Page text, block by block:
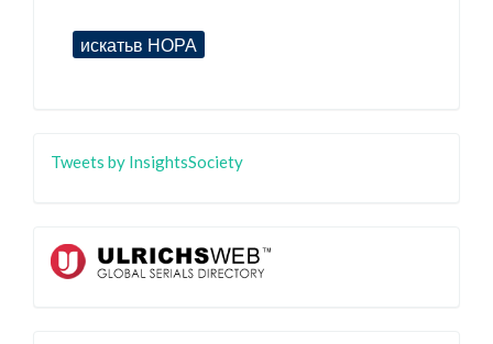
Tweets by InsightsSociety